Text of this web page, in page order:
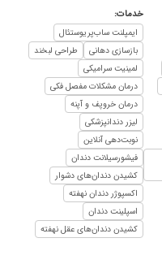
خدمات:
ایمپلنت ساب‌پریوستئال
بازسازی دهانی
طراحی لبخند
لمینیت سرامیکی
درمان مشکلات مفصل فکی
درمان خروپف و آپنه
لیزر دندانپزشکی
نوبت‌دهی آنلاین
فیشورسیلانت دندان
کشیدن دندان‌های دشوار
اکسپوژر دندان نهفته
اسپلینت دندان
کشیدن دندان‌های عقل نهفته